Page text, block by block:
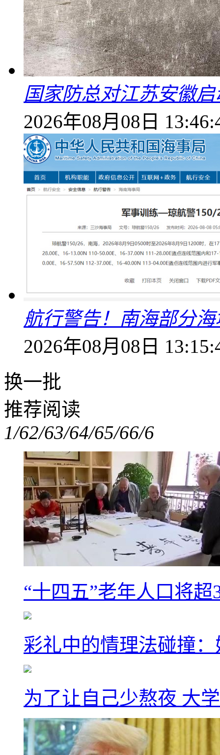
国家防总对江苏安徽
2026年08月08日
航行警告！南海部分
2026年08月08日
换一批
推荐阅读
1/62/63/64/65/66/6
“十四五”老年人口将
彩礼中的情理法碰撞
为了让自己少熬夜 大